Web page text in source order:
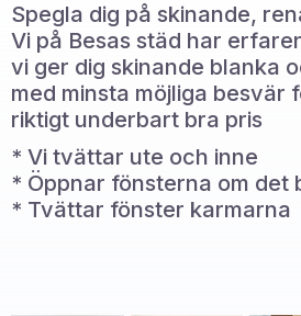
Spegla dig på skinande,
Vi på Besas städ har
vi ger dig skinande blanka
med minsta möjliga besvär
riktigt underbart bra pris
* Vi tvättar ute och inne
* Öppnar fönsterna om det
* Tvättar fönster karmarna